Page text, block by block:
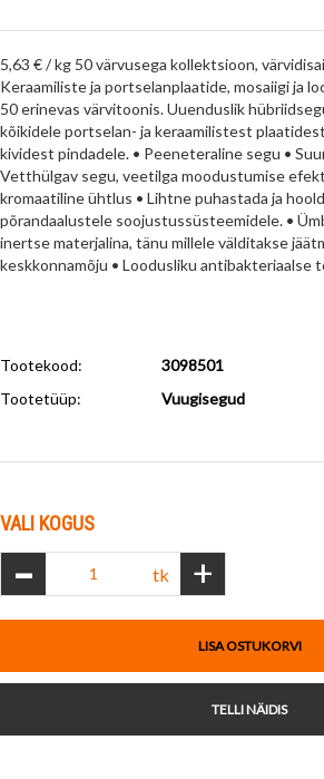
5,63 € / kg 50 värvusega kollektsioon,
Keraamiliste ja portselanplaatide, mosaiigi ja
50 erinevas värvitoonis. Uuenduslik
kõikidele portselan- ja keraamilistest
kividest pindadele. • Peeneteraline segu •
Vetthülgav segu, veetilga moodustumise
kromaatiline ühtlus • Lihtne puhastada ja
põrandaalustele soojustussüsteemidele. •
inertse materjalina, tänu millele välditakse
keskkonnamõju • Loodusliku antibakteriaalse
Tootekood:
3098501
Tootetüüp:
Vuugisegud
VALI KOGUS
- tk +
LISA OSTUKORVI
TELLI NÄIDIS